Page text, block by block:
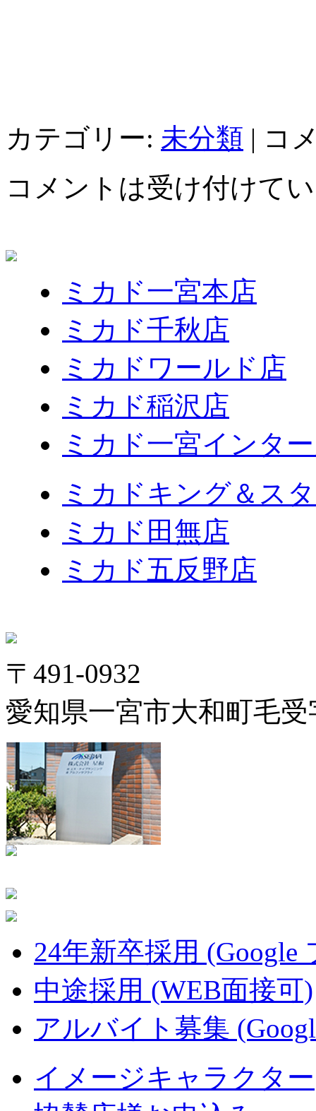
カテゴリー: 未分類 | コ
コメントは受け付けて
ミカド一宮本店
ミカド千秋店
ミカドワールド店
ミカド稲沢店
ミカド一宮インタ
ミカドキング＆ス
ミカド田無店
ミカド五反野店
〒491-0932
愛知県一宮市大和町毛受
24年新卒採用 (Google
中途採用 (WEB面接可)
アルバイト募集
イメージキャラクター